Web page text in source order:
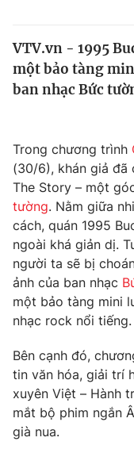
Thế giới
Tin tức
Câu chuyện quốc tế
Kinh tế
Thị trường
Góc doanh nghiệp
Dữ liệu và đời
Truyền hình
Phim VTV
Hậu trường
Nhân vật
Khán giả
Giải sao mai
Giải trí
Điện ảnh
Âm nhạc
Đời sống
Du lịch
Làm đẹp
Chất lượng cuộc
Giáo dục
Tuyển sinh
Học trực tuyến
Công nghệ
Hitech Công nghệ
Sản phẩm
Giao lưu trực
VTV.vn - 1995
một bảo tàng
ban nhạc Bức
Trong chương trình
(30/6), khán giả đã
The Story – một
tường. Nằm giữa
cách, quán 1995
ngoài khá giản dị.
người ta sẽ bị
ảnh của ban nhạc
một bảo tàng mini
nhạc rock nổi tiếng.
Bên cạnh đó,
tin văn hóa, giải trí
xuyên Việt – Hành
mắt bộ phim ngắn
già nua.